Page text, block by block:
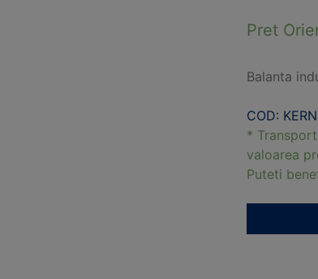
Pret
Balanta
COD:
*
valoarea
Puteti